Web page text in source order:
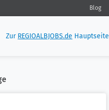
Blog
Zur REGIOALBJOBS.de Hauptseite